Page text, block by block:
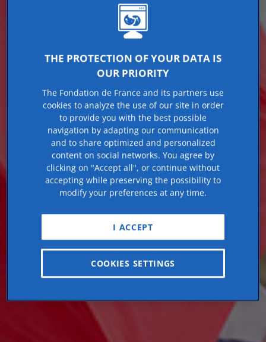
THE PROTECTION OF YOUR DATA IS
OUR PRIORITY
The Fondation de France and its partners use
cookies to analyze the use of our site in order
to provide you with the best possible
navigation by adapting our communication
and to share optimized and personalized
content on social networks. You agree by
clicking on "Accept all", or continue without
accepting while preserving the possibility to
modify your preferences at any time.
I ACCEPT
COOKIES SETTINGS